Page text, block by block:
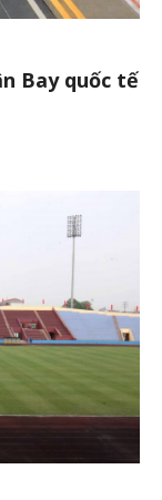
Bay quốc tế